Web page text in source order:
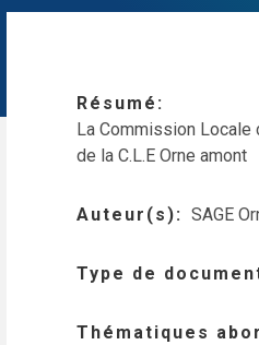
Résumé
La Commission Locale
de la C.L.E Orne amont
Auteur(s) SAGE
Type de
Thématiques